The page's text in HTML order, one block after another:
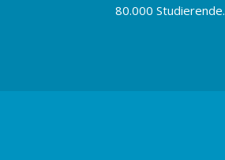
80.000 Studierende.